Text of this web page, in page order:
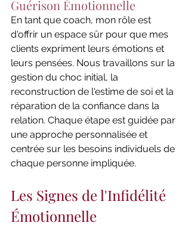
Guérison Émotionnelle
En tant que coach, mon rôle est
d'offrir un espace sûr pour que mes
clients expriment leurs émotions et
leurs pensées. Nous travaillons sur la
gestion du choc initial, la
reconstruction de l'estime de soi et la
réparation de la confiance dans la
relation. Chaque étape est guidée par
une approche personnalisée et
centrée sur les besoins individuels de
chaque personne impliquée.
Les Signes de l'Infidélité
Émotionnelle